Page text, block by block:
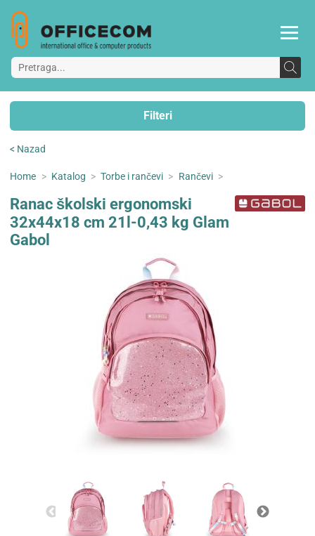
Filteri
< Nazad
Home > Katalog > Torbe i rančevi > Rančevi >
Ranac školski ergonomski
32x44x18 cm 21l-0,43 kg Glam
Gabol